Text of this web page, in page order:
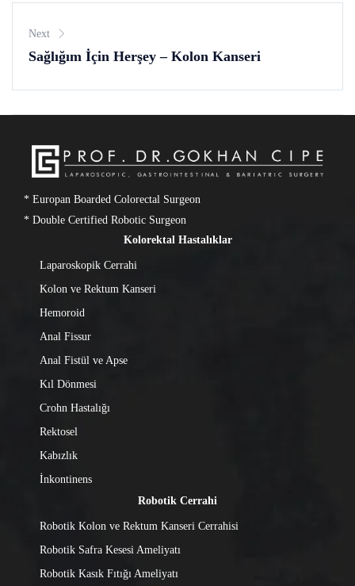
Next
Sağlığım İçin Herşey – Kolon Kanseri
* Europan Boarded Colorectal Surgeon
* Double Certified Robotic Surgeon
Kolorektal Hastalıklar
Laparoskopik Cerrahi
Kolon ve Rektum Kanseri
Hemoroid
Anal Fissur
Anal Fistül ve Apse
Kıl Dönmesi
Crohn Hastalığı
Rektosel
Kabızlık
İnkontinens
Robotik Cerrahi
Robotik Kolon ve Rektum Kanseri Cerrahisi
Robotik Safra Kesesi Ameliyatı
Robotik Kasık Fıtığı Ameliyatı